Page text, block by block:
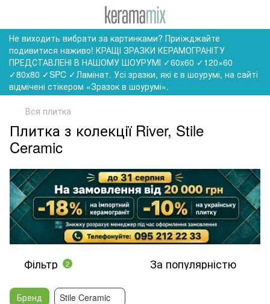
Не виходить вибрати за картинками? Приїжджайте
подивитися наживо! КРАЩІ ЗРАЗКИ КЕРАМОГРАНІТУ
ПРЕДСТАВЛЕНІ В НАШОМУ ШОУРУМІ ✓60x60 ✓120×60
✓80x80 ✓SPC ✓Ламінат. Усі зразки, які є в шоурумі, на сайті
відмічені стікером «Зразок в шоурумі».
Вся плитка
Плитка з колекції River, Stile
Ceramic
Фільтр 2 За популярністю
Бренд
Stile Ceramic